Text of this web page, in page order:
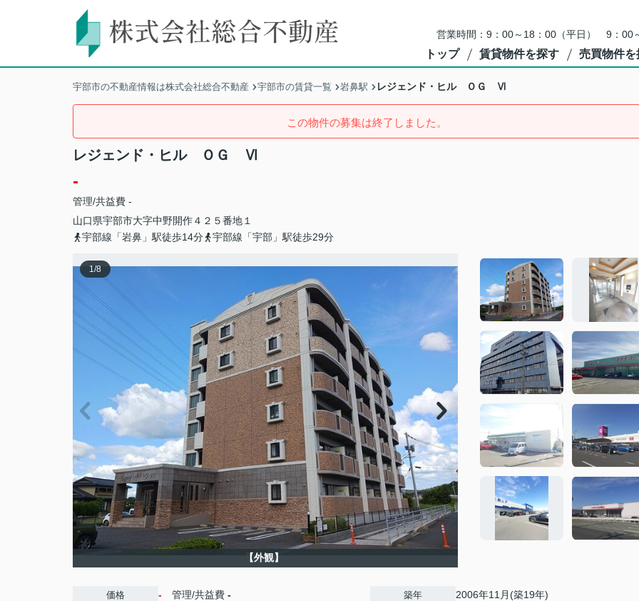
営業時間：9：00～18：00（平日） 9：00
トップ 賃貸物件を探す 売買物件を
宇部市の不動産情報は株式会社総合不動産 宇部市の賃貸一覧 岩鼻駅 レジェンド・ヒル ＯＧ Ⅵ
この物件の募集は終了しました。
レジェンド・ヒル ＯＧ Ⅵ
-
管理/共益費 -
山口県宇部市大字中野開作４２５番地１
宇部線「岩鼻」駅徒歩14分
宇部線「宇部」駅徒歩29分
1/8
【外観】
価格 - 管理/共益費 - 築年 2006年11月(築19年)